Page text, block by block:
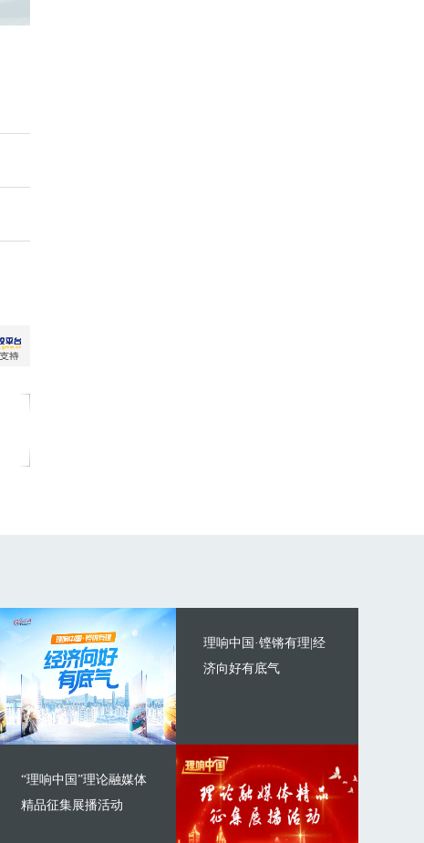
理响中国·铿锵有理|经
济向好有底气
“理响中国”理论融媒体
精品征集展播活动